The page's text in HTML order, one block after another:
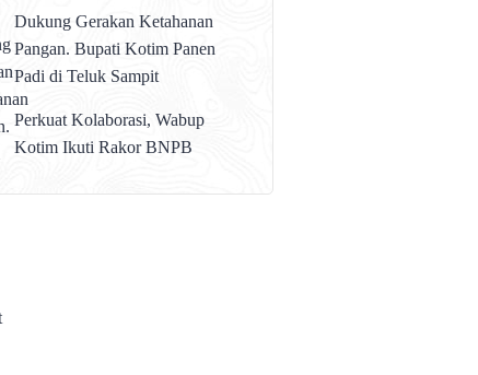
Dukung Gerakan Ketahanan
Pangan. Bupati Kotim Panen
Padi di Teluk Sampit
Perkuat Kolaborasi, Wabup
Kotim Ikuti Rakor BNPB